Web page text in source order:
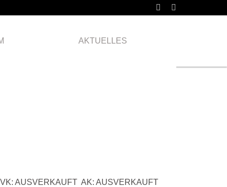
AKTUELLES24.03.
AUSVERKAUFT AK: AUSVERKAUFT